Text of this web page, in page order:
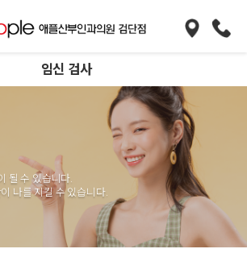
임신 검사
될 수 있습니다.
나를 지킬 수 있습니다.